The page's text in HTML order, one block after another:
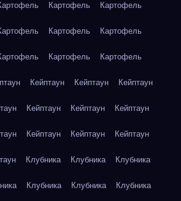
Картофель Картофель
Картофель Картофель
Картофель Картофель
Кейптаун Кейптаун Кейптаун
Кейптаун Кейптаун Кейптаун
Кейптаун Кейптаун Кейптаун
Клубника Клубника Клубника
Клубника Клубника Клубника